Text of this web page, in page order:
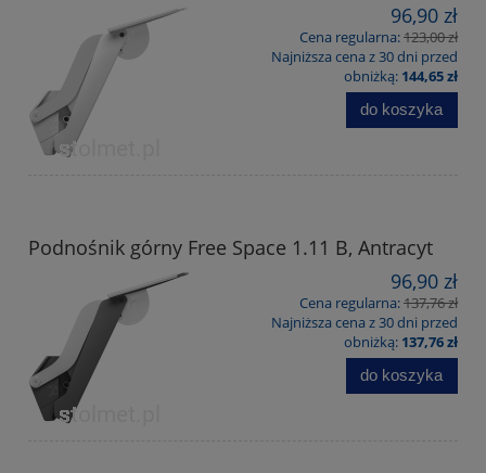
96,90 zł
Cena regularna:123,00 zł
Najniższa cena z 30 dni przed
obniżką: 144,65 zł
do koszyka
Podnośnik górny Free Space 1.11 B, Antracyt
96,90 zł
Cena regularna:137,76 zł
Najniższa cena z 30 dni przed
obniżką: 137,76 zł
do koszyka